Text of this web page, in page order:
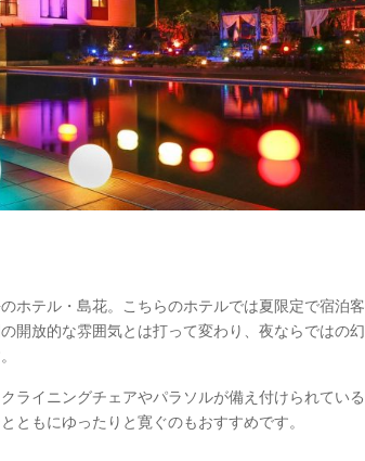
ホテル・島花。こちらのホテルでは夏限定で宿泊客
開放的な雰囲気とは打って変わり、夜ならではの幻
ライニングチェアやパラソルが備え付けられている
ともにゆったりと寛ぐのもおすすめです。